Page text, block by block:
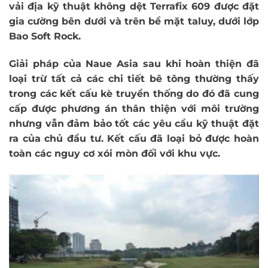
vải địa kỹ thuật không dệt Terrafix 609 được đặt
gia cường bên dưới và trên bề mặt taluy, dưới lớp
Bao Soft Rock.
Giải pháp của Naue Asia sau khi hoàn thiện đã
loại trừ tất cả các chi tiết bê tông thường thấy
trong các kết cấu kè truyền thống do đó đã cung
cấp được phương án thân thiện với môi trường
nhưng vẫn đảm bảo tốt các yêu cầu kỹ thuật đặt
ra của chủ đầu tư. Kết cấu đã loại bỏ được hoàn
toàn các nguy cơ xói mòn đối với khu vực.